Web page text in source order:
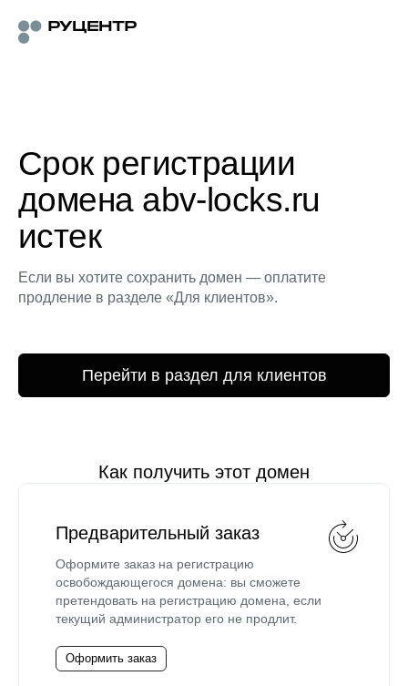
Срок регистрации
домена abv-locks.ru
истек
Если вы хотите сохранить домен — оплатите
продление в разделе «Для клиентов».
Перейти в раздел для клиентов
Как получить этот домен
Предварительный заказ
Оформите заказ на регистрацию
освобождающегося домена: вы сможете
претендовать на регистрацию домена, если
текущий администратор его не продлит.
Оформить заказ